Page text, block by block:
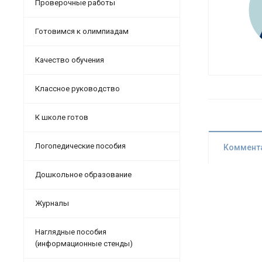
Проверочные работы
Готовимся к олимпиадам
Качество обучения
Классное руководство
К школе готов
Логопедические пособия
Дошкольное образование
Журналы
Наглядные пособия
(информационные стенды)